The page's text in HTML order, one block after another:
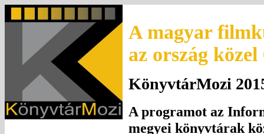
A magyar
az ország
KönyvtárMozi
A programot az
megyei könyvtárak